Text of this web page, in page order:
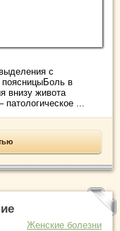
с
в
внизу живота
...
Женские болезни